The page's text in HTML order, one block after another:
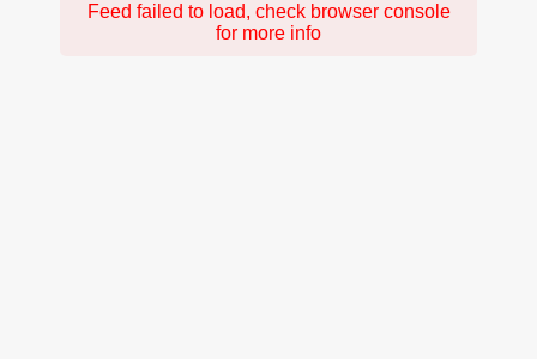
Feed failed to load, check browser console
for more info